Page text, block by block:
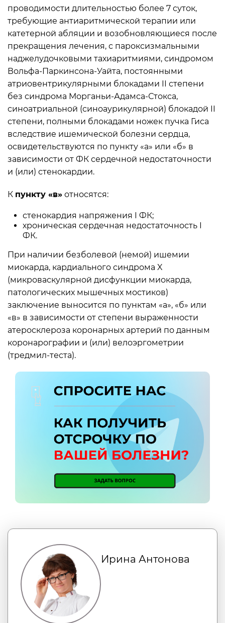
проводимости длительностью более 7 суток,
требующие антиаритмической терапии или
катетерной абляции и возобновляющиеся после
прекращения лечения, с пароксизмальными
наджелудочковыми тахиаритмиями, синдромом
Вольфа-Паркинсона-Уайта, постоянными
атриовентрикулярными блокадами II степени
без синдрома Морганьи-Адамса-Стокса,
синоатриальной (синоаурикулярной) блокадой II
степени, полными блокадами ножек пучка Гиса
вследствие ишемической болезни сердца,
освидетельствуются по пункту «а» или «б» в
зависимости от ФК сердечной недостаточности
и (или) стенокардии.
К пункту «в» относятся:
стенокардия напряжения I ФК;
хроническая сердечная недостаточность I
ФК.
При наличии безболевой (немой) ишемии
миокарда, кардиального синдрома X
(микроваскулярной дисфункции миокарда,
патологических мышечных мостиков)
заключение выносится по пунктам «а», «б» или
«в» в зависимости от степени выраженности
атеросклероза коронарных артерий по данным
коронарографии и (или) велоэргометрии
(тредмил-теста).
Ирина Антонова